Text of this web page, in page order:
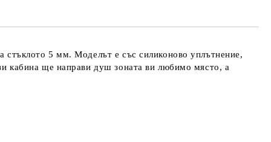
стъклото 5 мм. Моделът е със силиконово уплътнение,
кабина ще направи душ зоната ви любимо място, а